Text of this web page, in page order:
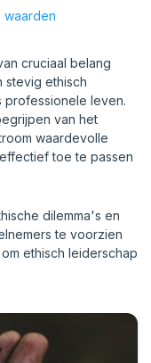
waarden
cruciaal belang
stevig ethisch
professionele leven.
van het
waardevolle
toe te passen
dilemma's en
te voorzien
ethisch leiderschap